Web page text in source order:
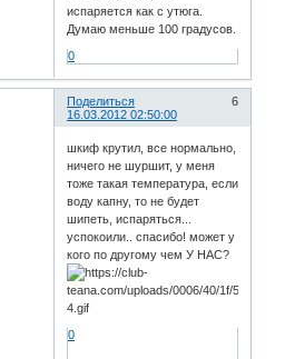
испаряется как с утюга.
Думаю меньше 100 градусов.
0
Поделиться
6
16.03.2012 02:50:00
шкиф крутил, все нормально,
ничего не шуршит, у меня
тоже такая температура, если
воду капну, то не будет
шипеть, испаряться...
успокоили.. спасибо! может у
кого по другому чем У НАС?
0